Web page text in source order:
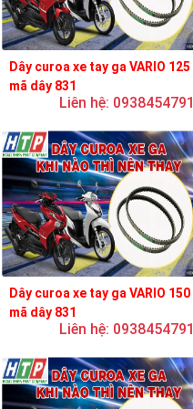
Dây curoa xe tay ga VARIO 125
mã dây 831
Liên hệ: 0938454791
Dây curoa xe tay ga VARIO 150
mã dây 831
Liên hệ: 0938454791